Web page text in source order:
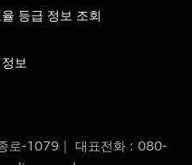
등급 정보 조회
보
로-1079｜ 대표전화 : 080-